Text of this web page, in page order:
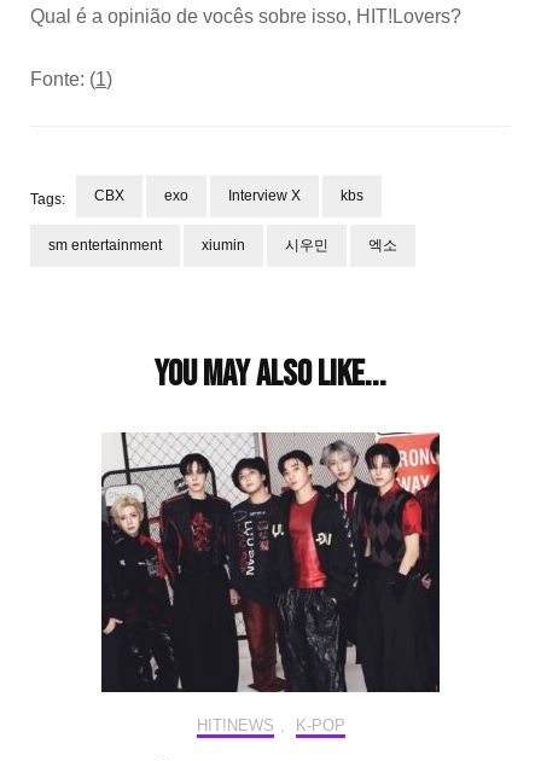
Qual é a opinião de vocês sobre isso, HIT!Lovers?
Fonte: (1)
Tags: CBX exo Interview X kbs
sm entertainment xiumin 시우민 엑소
You may also like...
HIT!NEWS , K-POP